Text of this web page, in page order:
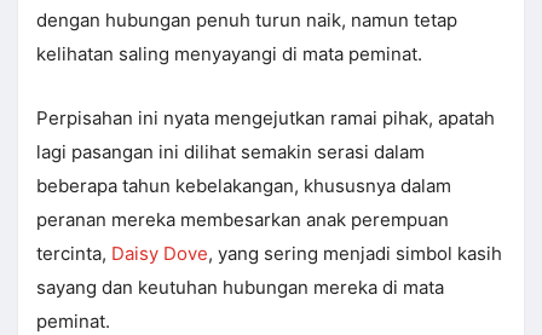
dengan hubungan penuh turun naik, namun tetap
kelihatan saling menyayangi di mata peminat.
Perpisahan ini nyata mengejutkan ramai pihak, apatah
lagi pasangan ini dilihat semakin serasi dalam
beberapa tahun kebelakangan, khususnya dalam
peranan mereka membesarkan anak perempuan
tercinta, Daisy Dove, yang sering menjadi simbol kasih
sayang dan keutuhan hubungan mereka di mata
peminat.